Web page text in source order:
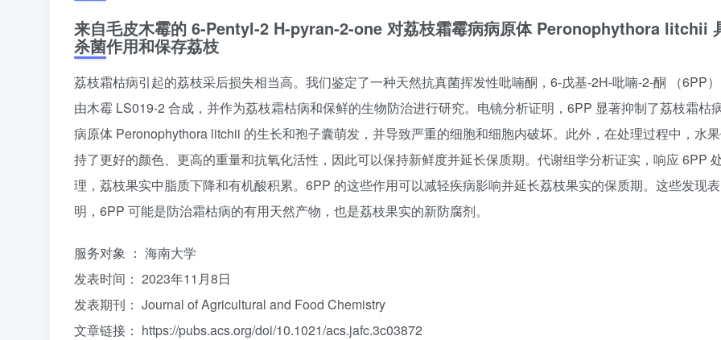
来自毛皮木霉的 6-Pentyl-2 H-pyran-2-one 对荔枝霜霉病病原体 Peronophythora litchii
杀菌作用和保存荔枝
荔枝霜枯病引起的荔枝采后损失相当高。我们鉴定了一种天然抗真菌挥发性吡喃酮，6-戊基-2H-吡喃-2-酮 （6PP）
由木霉 LS019-2 合成，并作为荔枝霜枯病和保鲜的生物防治进行研究。电镜分析证明，6PP 显著抑制了荔枝霜枯
病原体 Peronophythora litchii 的生长和孢子囊萌发，并导致严重的细胞和细胞内破坏。此外，在处理过程中，水
持了更好的颜色、更高的重量和抗氧化活性，因此可以保持新鲜度并延长保质期。代谢组学分析证实，响应 6PP
理，荔枝果实中脂质下降和有机酸积累。6PP 的这些作用可以减轻疾病影响并延长荔枝果实的保质期。这些发现表
明，6PP 可能是防治霜枯病的有用天然产物，也是荔枝果实的新防腐剂。
服务对象 ： 海南大学
发表时间： 2023年11月8日
发表期刊： Journal of Agricultural and Food Chemistry
文章链接： https://pubs.acs.org/doi/10.1021/acs.jafc.3c03872